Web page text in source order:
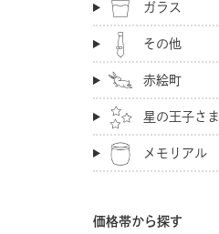
ガラス
その他
赤絵町
星の王子さま
メモリアル
価格帯から探す